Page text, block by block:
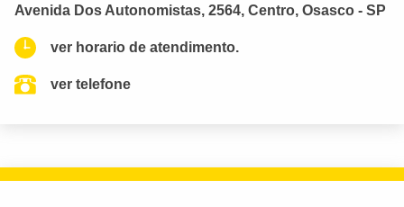
Avenida Dos Autonomistas, 2564, Centro, Osasco - SP
ver horario de atendimento.
ver telefone